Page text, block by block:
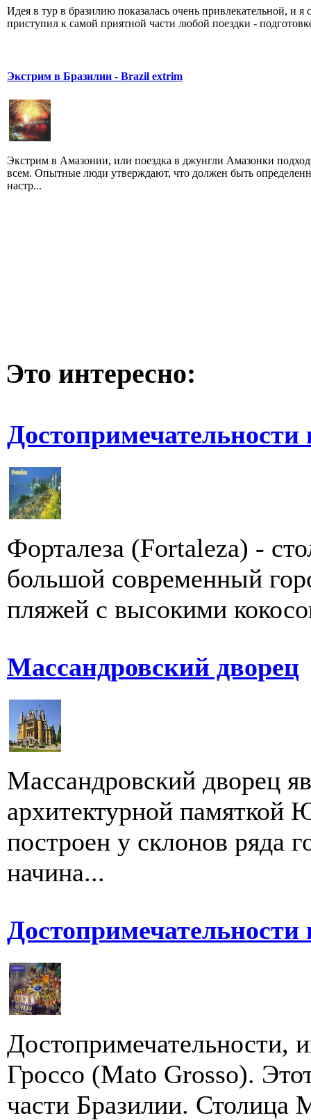
Идея в тур в бразилию показалась очень привлекательной, и я
приступил к самой приятной части любой поездки -
Экстрим в Бразилии - Brazil extrim
Экстрим в Амазонии, или поездка в джунгли Амазонки
всем. Опытные люди утверждают, что должен быть
настр...
Это интересно:
Форталеза (Fortaleza) -
большой современный
пляжей с высокими
Массандровский дворец
Массандровский дворец
архитектурной
построен у склонов ряда
начина...
Достопримечательности,
Гроссо (Mato Grosso).
части Бразилии. Столица